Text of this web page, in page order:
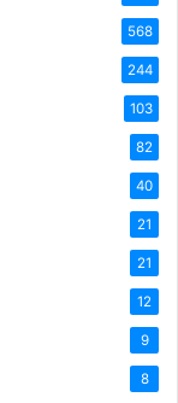
568
244
103
82
40
21
21
12
9
8